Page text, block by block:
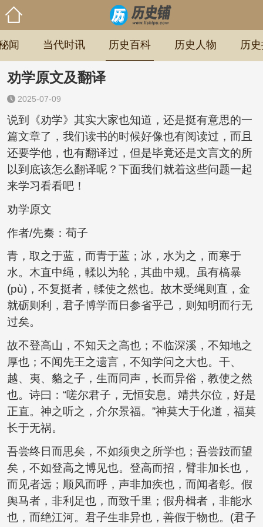
闻 当代时讯 历史百科 历史人物 历
劝学原文及翻译
2025-07-09
说到《劝学》其实大家也知道，还是挺有意思的一
篇文章了，我们读书的时候好像也有阅读过，而且
还要学他，也有翻译过，但是毕竟还是文言文的所
以到底该怎么翻译呢？下面我们就着这些问题一起
来学习看看吧！
劝学原文
作者/先秦：荀子
青，取之于蓝，而青于蓝；冰，水为之，而寒于
水。木直中绳，輮以为轮，其曲中规。虽有槁暴
(pù)，不复挺者，輮使之然也。故木受绳则直，金
就砺则利，君子博学而日参省乎己，则知明而行无
过矣。
故不登高山，不知天之高也；不临深溪，不知地之
厚也；不闻先王之遗言，不知学问之大也。干、
越、夷、貉之子，生而同声，长而异俗，教使之然
也。诗曰：“嗟尔君子，无恒安息。靖共尔位，好是
正直。神之听之，介尔景福。”神莫大于化道，福莫
长于无祸。
吾尝终日而思矣，不如须臾之所学也；吾尝跂而望
矣，不如登高之博见也。登高而招，臂非加长也，
而见者远；顺风而呼，声非加疾也，而闻者彰。假
舆马者，非利足也，而致千里；假舟楫者，非能水
也，而绝江河。君子生非异也，善假于物也。(君子